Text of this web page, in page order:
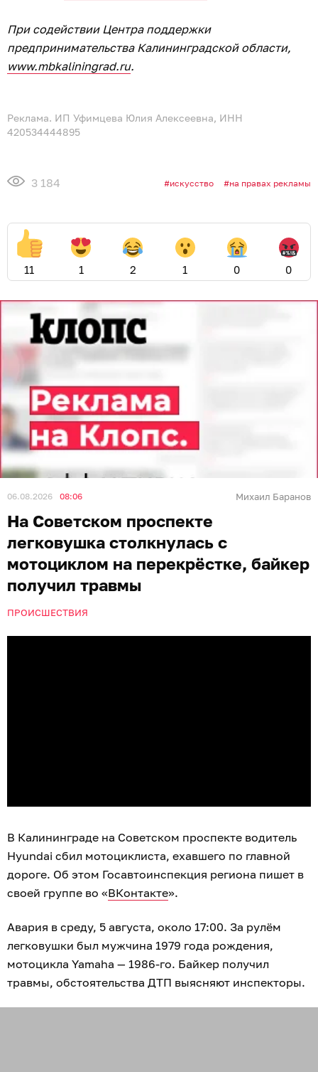
При содействии Центра поддержки
предпринимательства Калининградской области,
www.mbkaliningrad.ru.
Реклама. ИП Уфимцева Юлия Алексеевна, ИНН
420534444895
3 184 искусство на правах рекламы
11 1 2 1 0 0
06.08.2026 08:06 Михаил Баранов
На Советском проспекте
легковушка столкнулась с
мотоциклом на перекрёстке, байкер
получил травмы
ПРОИСШЕСТВИЯ
В Калининграде на Советском проспекте водитель
Hyundai сбил мотоциклиста, ехавшего по главной
дороге. Об этом Госавтоинспекция региона пишет в
своей группе во «ВКонтакте».
Авария в среду, 5 августа, около 17:00. За рулём
легковушки был мужчина 1979 года рождения,
мотоцикла Yamaha — 1986-го. Байкер получил
травмы, обстоятельства ДТП выясняют инспекторы.